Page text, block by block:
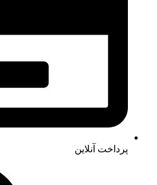
پرداخت آنلاین